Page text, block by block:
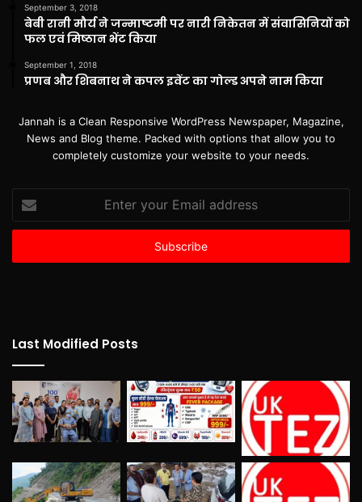
September 3, 2018
बेबी रानी मौर्य ने जन्माष्टमी पर नारी निकेतन में संवासिनियों को
फल एवं मिष्ठान भेंट किया
September 1, 2018
प्रणब और शिबनाथ ने कपल इवेंट का गोल्ड अपने नाम किया
Jannah is a Clean Responsive WordPress Newspaper, Magazine,
News and Blog theme. Packed with options that allow you to
completely customize your website to your needs.
Enter
your
Email
Last Modified Posts